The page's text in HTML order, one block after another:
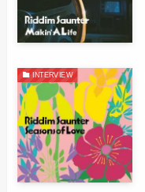
INTERVIEW